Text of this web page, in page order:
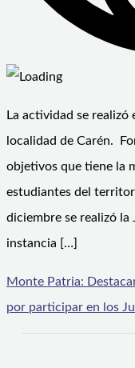
La actividad se realizó
localidad de Carén.
objetivos que tiene la
estudiantes del
diciembre se realizó
instancia […]
Monte Patria:
por participar en los